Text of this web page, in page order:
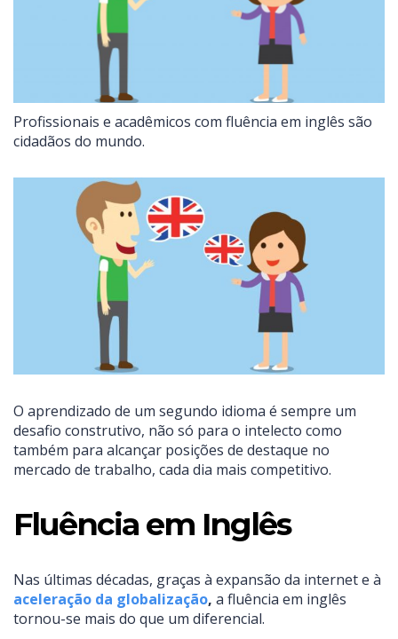
Profissionais e acadêmicos com fluência em inglês são
cidadãos do mundo.
O aprendizado de um segundo idioma é sempre um
desafio construtivo, não só para o intelecto como
também para alcançar posições de destaque no
mercado de trabalho, cada dia mais competitivo.
Fluência em Inglês
Nas últimas décadas, graças à expansão da internet e à
aceleração da globalização, a fluência em inglês
tornou-se mais do que um diferencial.